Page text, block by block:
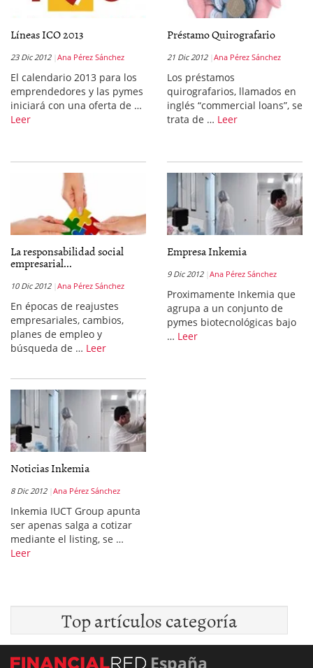
Líneas ICO 2013
23 Dic 2012 Ana Pérez Sánchez
El calendario 2013 para los
emprendedores y las pymes
iniciará con una oferta de …
Leer
Préstamo Quirografario
21 Dic 2012 Ana Pérez Sánchez
Los préstamos
quirografarios, llamados en
inglés “commercial loans”, se
trata de … Leer
La responsabilidad social
empresarial...
10 Dic 2012 Ana Pérez Sánchez
En épocas de reajustes
empresariales, cambios,
planes de empleo y
búsqueda de … Leer
Empresa Inkemia
9 Dic 2012 Ana Pérez Sánchez
Proximamente Inkemia que
agrupa a un conjunto de
pymes biotecnológicas bajo
… Leer
Noticias Inkemia
8 Dic 2012 Ana Pérez Sánchez
Inkemia IUCT Group apunta
ser apenas salga a cotizar
mediante el listing, se …
Leer
Top artículos categoría
España